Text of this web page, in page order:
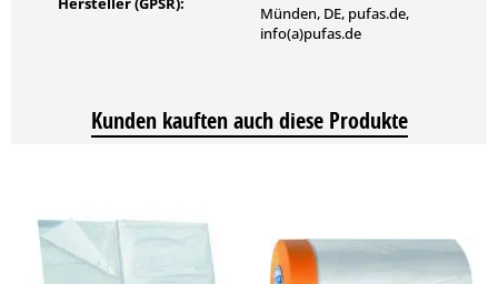
Münden, DE, pufas.de,
info(a)pufas.de
Kunden kauften auch diese Produkte